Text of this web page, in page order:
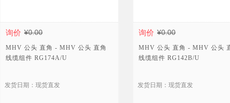
询价 ¥0.00
MHV 公头 直角 - MHV 公头 直角
线缆组件 RG174A/U
发货日期：现货直发
询价 ¥0.00
MHV 公头 直角 - MHV 公头
线缆组件 RG142B/U
发货日期：现货直发